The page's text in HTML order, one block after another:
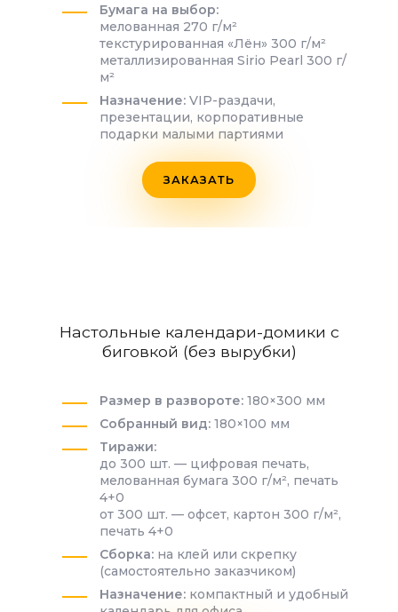
Бумага на выбор:
мелованная 270 г/м²
текстурированная «Лён» 300 г/м²
металлизированная Sirio Pearl 300 г/
м²
Назначение: VIP-раздачи,
презентации, корпоративные
подарки малыми партиями
ЗАКАЗАТЬ
Настольные календари-домики с
биговкой (без вырубки)
Размер в развороте: 180×300 мм
Собранный вид: 180×100 мм
Тиражи:
до 300 шт. — цифровая печать,
мелованная бумага 300 г/м², печать
4+0
от 300 шт. — офсет, картон 300 г/м²,
печать 4+0
Сборка: на клей или скрепку
(самостоятельно заказчиком)
Назначение: компактный и удобный